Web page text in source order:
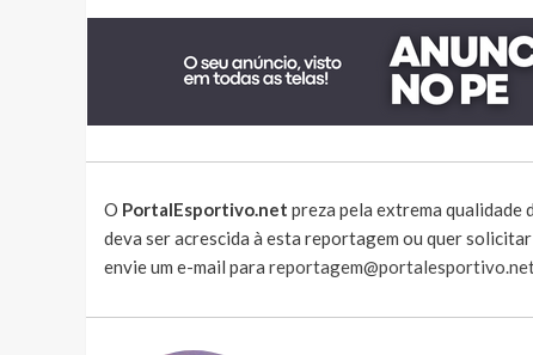
O PortalEsportivo.net preza pela extrema qualidade
deva ser acrescida à esta reportagem ou quer
envie um e-mail para